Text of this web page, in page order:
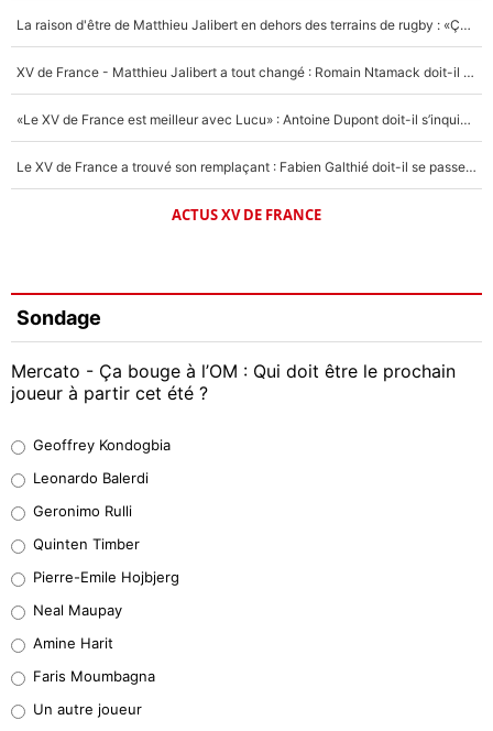
La raison d'être de Matthieu Jalibert en dehors des terrains de rugby : «Ça m'atteint autant que si tu touches à un membre de ma famille»
XV de France - Matthieu Jalibert a tout changé : Romain Ntamack doit-il s’inquiéter pour sa place à un an de la Coupe du monde ?
«Le XV de France est meilleur avec Lucu» : Antoine Dupont doit-il s’inquiéter pour sa place ?
Le XV de France a trouvé son remplaçant : Fabien Galthié doit-il se passer d'Antoine Dupont ?
ACTUS XV DE FRANCE
Sondage
Mercato - Ça bouge à l’OM : Qui doit être le prochain
joueur à partir cet été ?
38%
32%
5%
1%
9%
Geoffrey Kondogbia
Leonardo Balerdi
Geronimo Rulli
Quinten Timber
Pierre-Emile Hojbjerg
Neal Maupay
Amine Harit
Faris Moumbagna
Un autre joueur